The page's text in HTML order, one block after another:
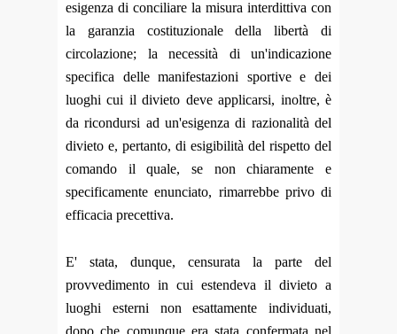
esigenza di conciliare la misura interdittiva con
la garanzia costituzionale della libertà di
circolazione; la necessità di un'indicazione
specifica delle manifestazioni sportive e dei
luoghi cui il divieto deve applicarsi, inoltre, è
da ricondursi ad un'esigenza di razionalità del
divieto e, pertanto, di esigibilità del rispetto del
comando il quale, se non chiaramente e
specificamente enunciato, rimarrebbe privo di
efficacia precettiva.
E' stata, dunque, censurata la parte del
provvedimento in cui estendeva il divieto a
luoghi esterni non esattamente individuati,